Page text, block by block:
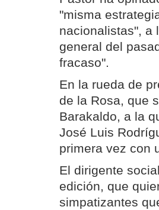
"misma
nacionalistas", a
general del
fracaso".
En la rueda de
de la Rosa, que
Barakaldo, a la
José Luis
primera vez con
El dirigente
edición, que
simpatizantes